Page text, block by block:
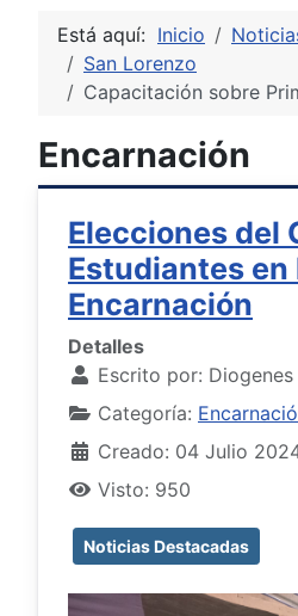
Está aquí: Inicio
San Lorenzo
Capacitación sobre
Encarnación
Elecciones del
Estudiantes en
Encarnación
Detalles
Escrito por: Diogenes
Categoría:
Creado: 04 Julio
Visto: 950
Noticias Destacadas